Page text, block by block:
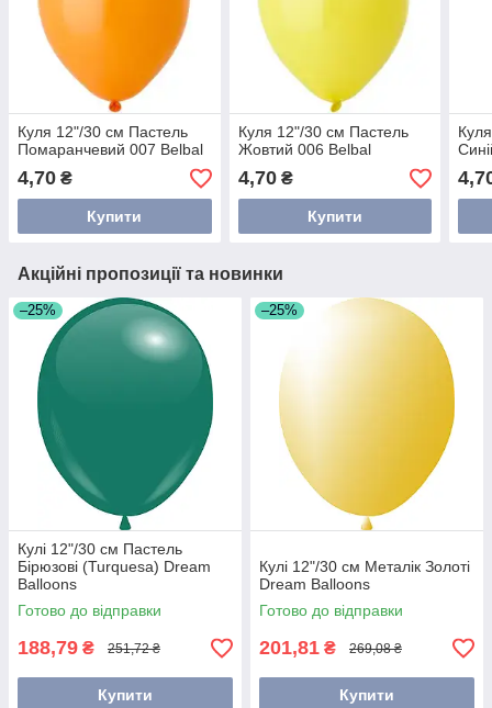
Куля 12"/30 см Пастель
Помаранчевий 007 Belbal
4,70 ₴
Купити
Куля 12"/30 см Пастель
Жовтий 006 Belbal
4,70₴
Купити
Акційні пропозиції та новинки
–25%
Кулі 12"/30 см Пастель
Бірюзові (Turquesa) Dream
Balloons
Готово до відправки
188,79 ₴ 251,72 ₴
Купити
–25%
Кулі 12"/30 см Металік Золоті
Dream Balloons
Готово до відправки
201,81 ₴ 269,08 ₴
Купити